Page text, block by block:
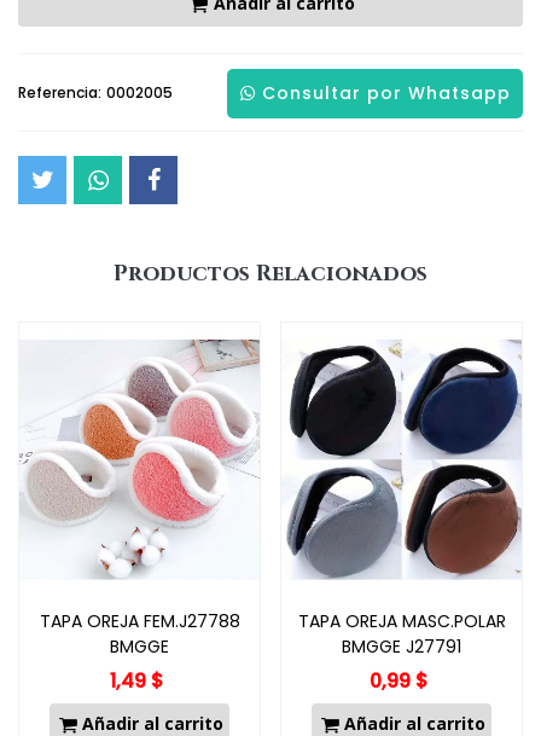
Referencia: 0002005 Consultar por Whatsapp
Productos Relacionados
TAPA OREJA FEM.J27788
BMGGE
1,49 $
Añadir al carrito
TAPA OREJA MASC.POLAR
BMGGE J27791
0,99 $
Añadir al carrito